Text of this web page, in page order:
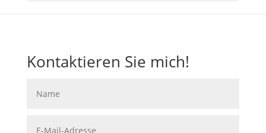
Kontaktieren Sie mich!